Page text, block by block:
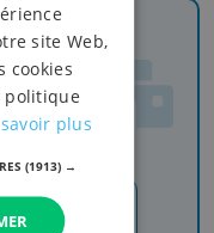
site Web,
cookies
politique
plus
(1913) →